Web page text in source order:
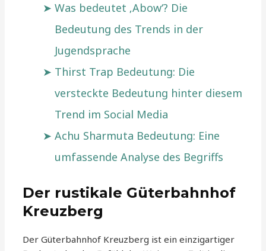
Was bedeutet ‚Abow‘? Die
Bedeutung des Trends in der
Jugendsprache
Thirst Trap Bedeutung: Die
versteckte Bedeutung hinter diesem
Trend im Social Media
Achu Sharmuta Bedeutung: Eine
umfassende Analyse des Begriffs
Der rustikale Güterbahnhof
Kreuzberg
Der Güterbahnhof Kreuzberg ist ein einzigartiger